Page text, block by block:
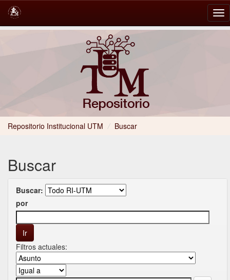
Repositorio Institucional UTM / Buscar
Buscar
Buscar:
por
Filtros actuales: